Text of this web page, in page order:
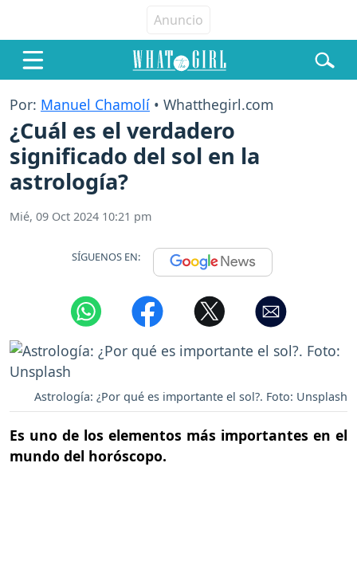
Por: Manuel Chamolí • Whatthegirl.com
¿Cuál es el verdadero
significado del sol en la
astrología?
Mié, 09 Oct 2024 10:21 pm
SÍGUENOS EN:
Astrología: ¿Por qué es importante el sol?. Foto: Unsplash
Es uno de los elementos más importantes en el
mundo del horóscopo.